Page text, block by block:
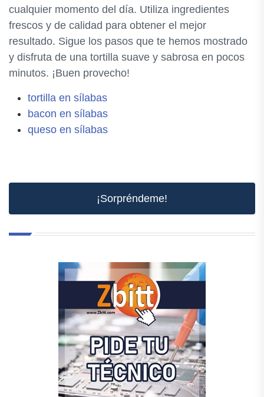
cualquier momento del día. Utiliza ingredientes
frescos y de calidad para obtener el mejor
resultado. Sigue los pasos que te hemos mostrado
y disfruta de una tortilla suave y sabrosa en pocos
minutos. ¡Buen provecho!
tortilla en sílabas
bacon en sílabas
queso en sílabas
¡Sorpréndeme!